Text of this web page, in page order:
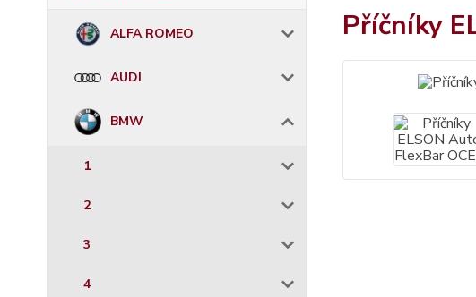
ALFA ROMEO
AUDI
BMW
1
2
3
4
Příčníky